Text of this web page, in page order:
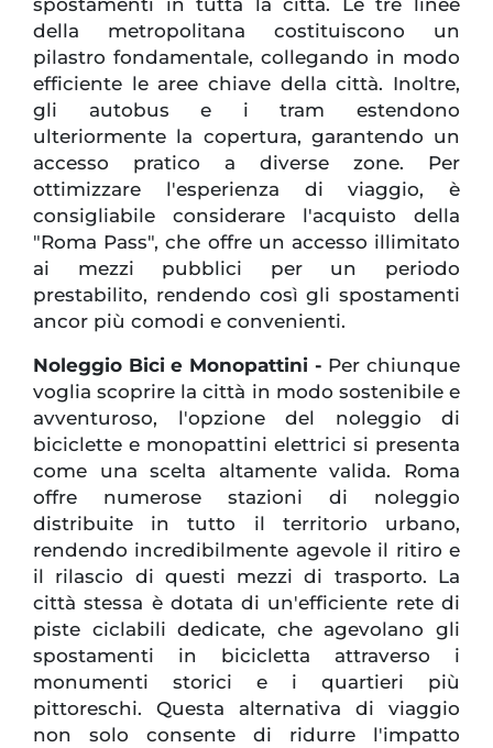
spostamenti in tutta la città. Le tre linee
della metropolitana costituiscono un
pilastro fondamentale, collegando in modo
efficiente le aree chiave della città. Inoltre,
gli autobus e i tram estendono
ulteriormente la copertura, garantendo un
accesso pratico a diverse zone. Per
ottimizzare l'esperienza di viaggio, è
consigliabile considerare l'acquisto della
"Roma Pass", che offre un accesso illimitato
ai mezzi pubblici per un periodo
prestabilito, rendendo così gli spostamenti
ancor più comodi e convenienti.
Noleggio Bici e Monopattini - Per chiunque
voglia scoprire la città in modo sostenibile e
avventuroso, l'opzione del noleggio di
biciclette e monopattini elettrici si presenta
come una scelta altamente valida. Roma
offre numerose stazioni di noleggio
distribuite in tutto il territorio urbano,
rendendo incredibilmente agevole il ritiro e
il rilascio di questi mezzi di trasporto. La
città stessa è dotata di un'efficiente rete di
piste ciclabili dedicate, che agevolano gli
spostamenti in bicicletta attraverso i
monumenti storici e i quartieri più
pittoreschi. Questa alternativa di viaggio
non solo consente di ridurre l'impatto